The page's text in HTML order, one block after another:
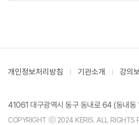
개인정보처리방침 기관소개 강의
41061 대구광역시 동구 동내로 64 (동내동
COPYRIGHT ⓒ 2024 KERIS. ALL RIGHTS